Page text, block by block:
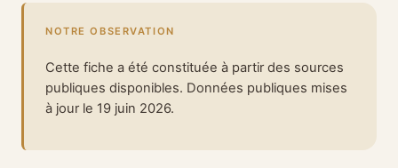
NOTRE OBSERVATION
Cette fiche a été constituée à partir des sources
publiques disponibles. Données publiques mises
à jour le 19 juin 2026.